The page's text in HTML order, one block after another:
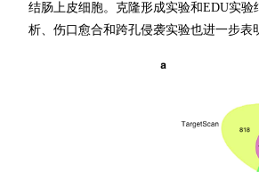
结肠上皮细胞。克隆形成实验和EDU实验
析、伤口愈合和跨孔侵袭实验也进一步表